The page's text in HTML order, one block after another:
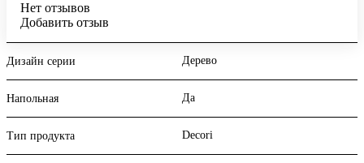
Нет отзывов
Добавить отзыв
Дизайн серии Дерево
Напольная Да
Тип продукта Decori